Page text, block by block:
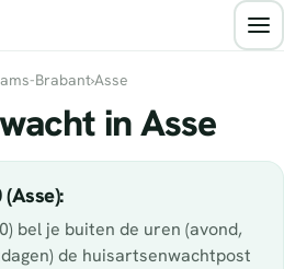
Brabant›Asse
in Asse
bel je buiten de uren (avond,
de huisartsenwachtpost